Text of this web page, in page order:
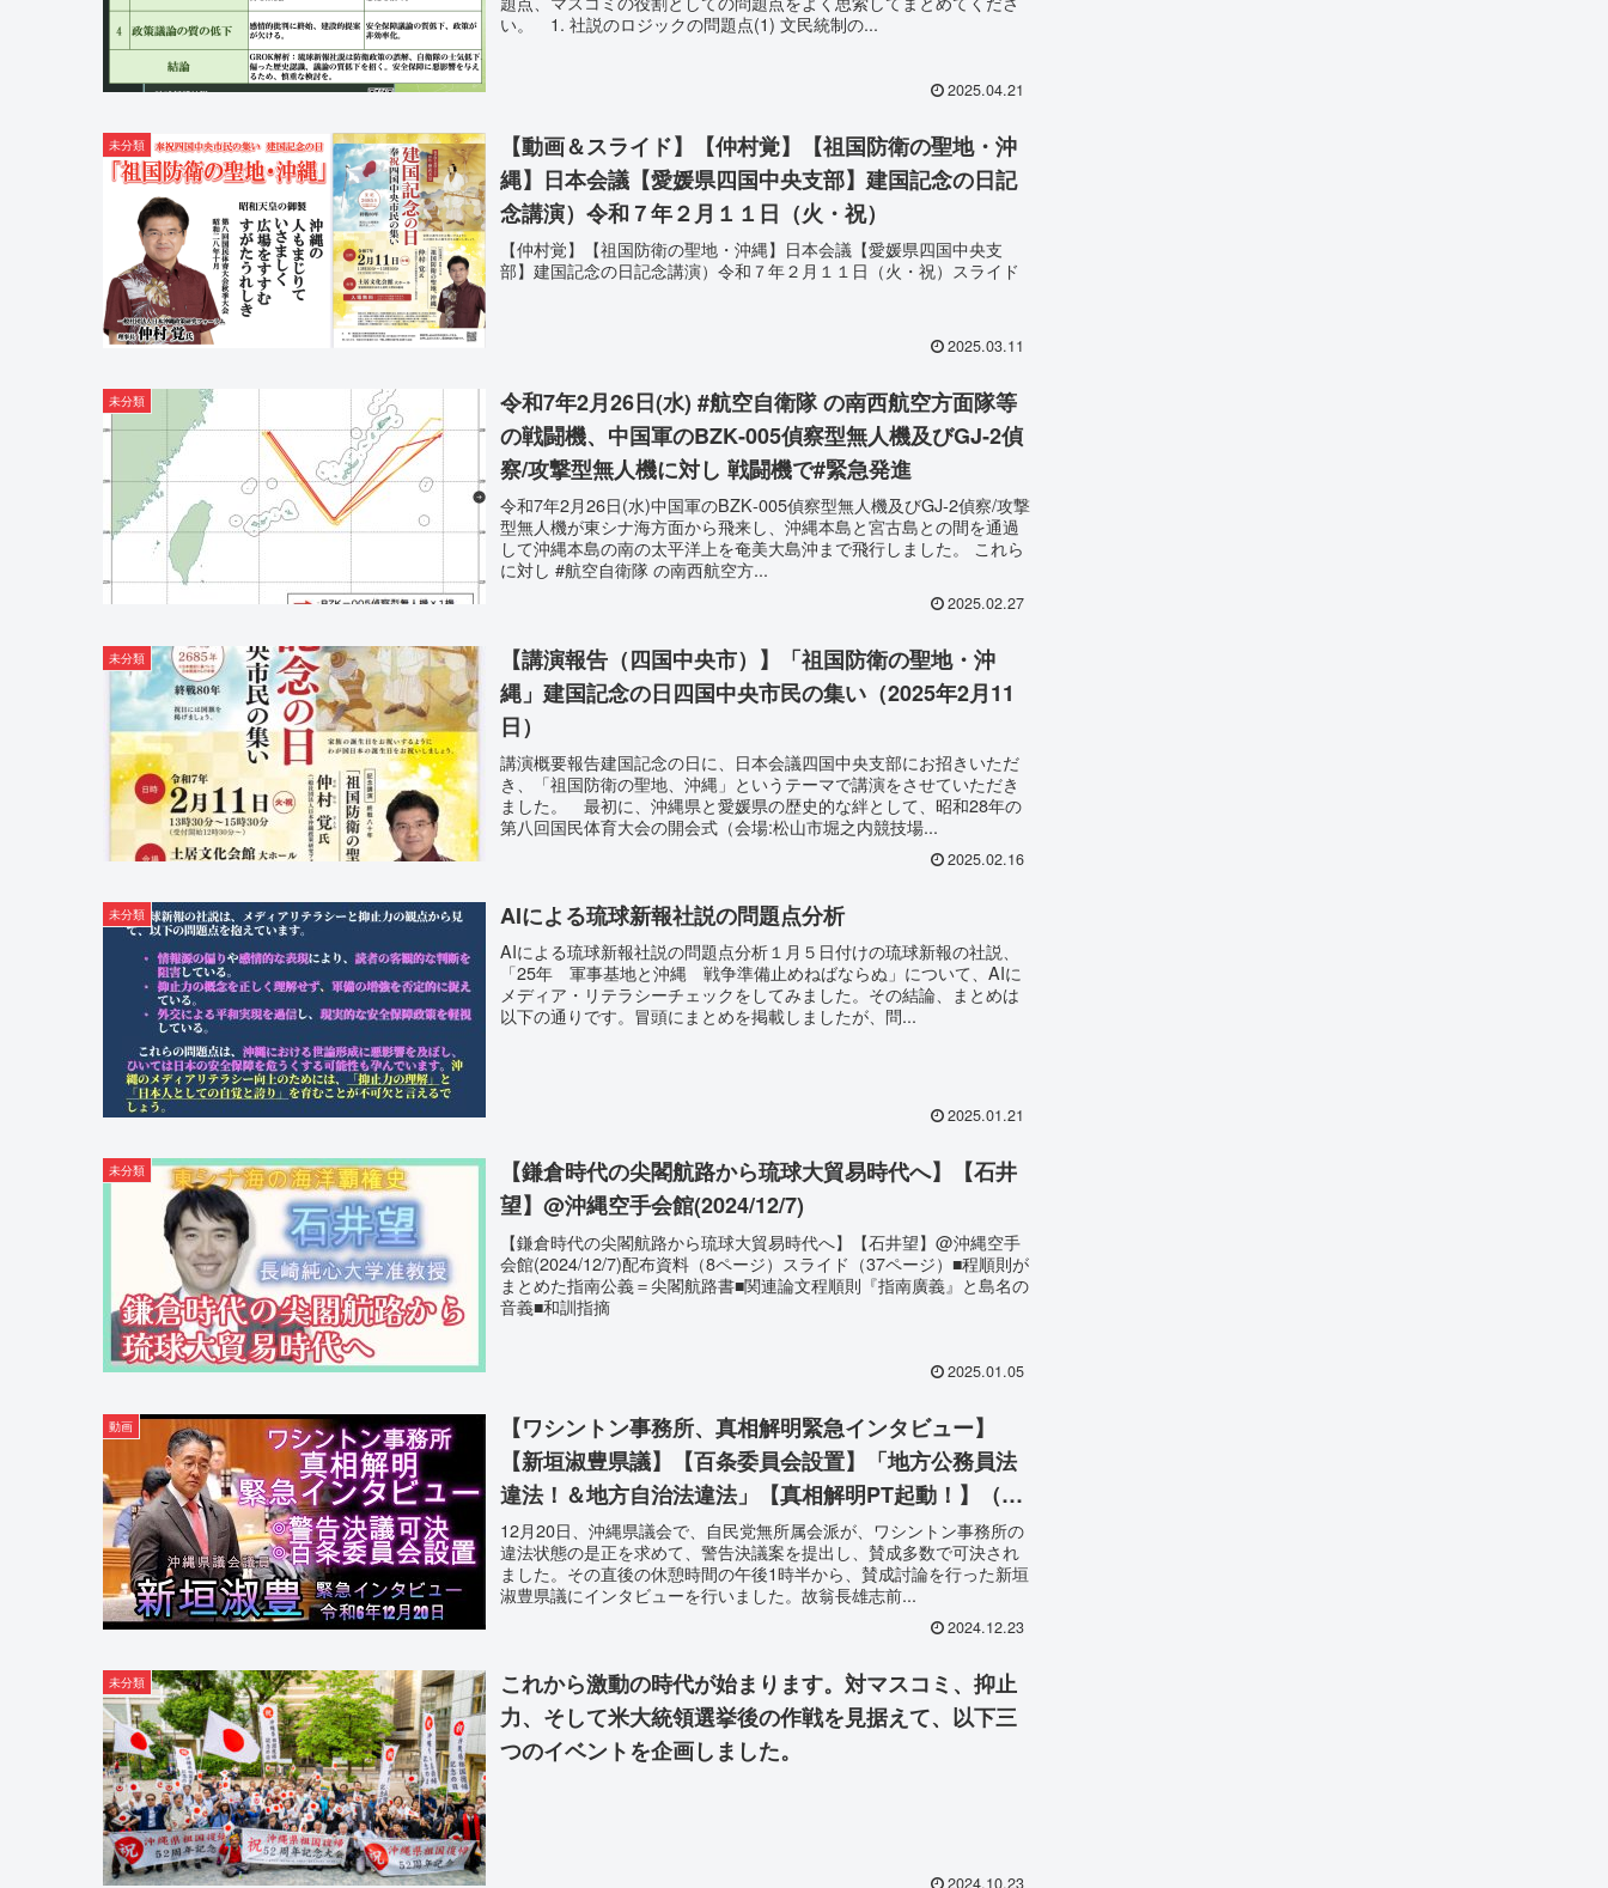
い。 1. 社説のロジックの問題点(1) 文民統制の...
2025.04.21
未分類
【動画＆スライド】【仲村覚】【祖国防衛の聖地・沖
縄】日本会議【愛媛県四国中央支部】建国記念の日記
念講演）令和７年２月１１日（火・祝）
【仲村覚】【祖国防衛の聖地・沖縄】日本会議【愛媛県四国中央支
部】建国記念の日記念講演）令和７年２月１１日（火・祝）スライド
2025.03.11
未分類
令和7年2月26日(水) #航空自衛隊 の南西航空方面隊等
の戦闘機、中国軍のBZK‐005偵察型無人機及びGJ‐2偵
察/攻撃型無人機に対し 戦闘機で#緊急発進
令和7年2月26日(水)中国軍のBZK‐005偵察型無人機及びGJ‐2偵察/攻撃
型無人機が東シナ海方面から飛来し、沖縄本島と宮古島との間を通過
して沖縄本島の南の太平洋上を奄美大島沖まで飛行しました。 これら
に対し #航空自衛隊 の南西航空方...
2025.02.27
未分類
【講演報告（四国中央市）】「祖国防衛の聖地・沖
縄」建国記念の日四国中央市民の集い（2025年2月11
日）
講演概要報告建国記念の日に、日本会議四国中央支部にお招きいただ
き、「祖国防衛の聖地、沖縄」というテーマで講演をさせていただき
ました。 最初に、沖縄県と愛媛県の歴史的な絆として、昭和28年の
第八回国民体育大会の開会式（会場:松山市堀之内競技場...
2025.02.16
未分類 AIによる琉球新報社説の問題点分析
AIによる琉球新報社説の問題点分析１月５日付けの琉球新報の社説、
「25年 軍事基地と沖縄 戦争準備止めねばならぬ」について、AIに
メディア・リテラシーチェックをしてみました。その結論、まとめは
以下の通りです。冒頭にまとめを掲載しましたが、問...
2025.01.21
未分類
【鎌倉時代の尖閣航路から琉球大貿易時代へ】【石井
望】@沖縄空手会館(2024/12/7)
【鎌倉時代の尖閣航路から琉球大貿易時代へ】【石井望】@沖縄空手
会館(2024/12/7)配布資料（8ページ）スライド（37ページ）■程順則が
まとめた指南公義＝尖閣航路書■関連論文程順則『指南廣義』と島名の
音義■和訓指摘
2025.01.05
動画
【ワシントン事務所、真相解明緊急インタビュー】
【新垣淑豊県議】【百条委員会設置】「地方公務員法
違法！＆地方自治法違法」【真相解明PT起動！】（撮
影：令和6年12月20日）
12月20日、沖縄県議会で、自民党無所属会派が、ワシントン事務所の
違法状態の是正を求めて、警告決議案を提出し、賛成多数で可決され
ました。その直後の休憩時間の午後1時半から、賛成討論を行った新垣
淑豊県議にインタビューを行いました。故翁長雄志前...
2024.12.23
未分類
これから激動の時代が始まります。対マスコミ、抑止
力、そして米大統領選挙後の作戦を見据えて、以下三
つのイベントを企画しました。
2024.10.23